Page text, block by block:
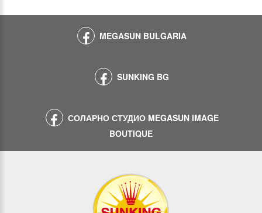
MEGASUN BULGARIA
SUNKING BG
СОЛАРНО СТУДИО MEGASUN IMAGE
BOUTIQUE